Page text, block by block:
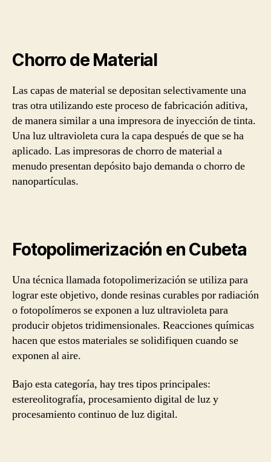
Chorro de Material
Las capas de material se depositan selectivamente una
tras otra utilizando este proceso de fabricación aditiva,
de manera similar a una impresora de inyección de tinta.
Una luz ultravioleta cura la capa después de que se ha
aplicado. Las impresoras de chorro de material a
menudo presentan depósito bajo demanda o chorro de
nanopartículas.
Fotopolimerización en Cubeta
Una técnica llamada fotopolimerización se utiliza para
lograr este objetivo, donde resinas curables por radiación
o fotopolímeros se exponen a luz ultravioleta para
producir objetos tridimensionales. Reacciones químicas
hacen que estos materiales se solidifiquen cuando se
exponen al aire.
Bajo esta categoría, hay tres tipos principales:
estereolitografía, procesamiento digital de luz y
procesamiento continuo de luz digital.